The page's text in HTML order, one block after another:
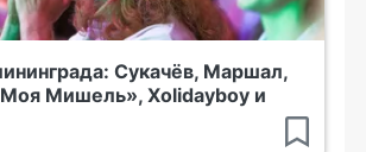
Сукачёв, Маршал,
Мишель», Xolidayboy и